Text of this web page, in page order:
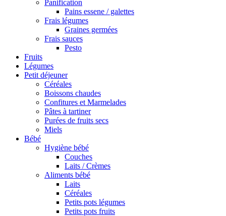
Panification
Pains essene / galettes
Frais légumes
Graines germées
Frais sauces
Pesto
Fruits
Légumes
Petit déjeuner
Céréales
Boissons chaudes
Confitures et Marmelades
Pâtes à tartiner
Purées de fruits secs
Miels
Bébé
Hygiène bébé
Couches
Laits / Crèmes
Aliments bébé
Laits
Céréales
Petits pots légumes
Petits pots fruits